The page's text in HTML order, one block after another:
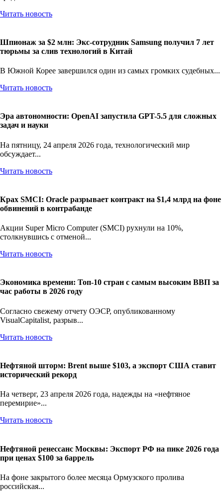
Читать новость
Шпионаж за $2 млн: Экс-сотрудник Samsung получил 7 лет
тюрьмы за слив технологий в Китай
В Южной Корее завершился один из самых громких судебных...
Читать новость
Эра автономности: OpenAI запустила GPT-5.5 для сложных
задач и науки
На пятницу, 24 апреля 2026 года, технологический мир
обсуждает...
Читать новость
Крах SMCI: Oracle разрывает контракт на $1,4 млрд на фоне
обвинений в контрабанде
Акции Super Micro Computer (SMCI) рухнули на 10%,
столкнувшись с отменой...
Читать новость
Экономика времени: Топ-10 стран с самым высоким ВВП за
час работы в 2026 году
Согласно свежему отчету ОЭСР, опубликованному
VisualCapitalist, разрыв...
Читать новость
Нефтяной шторм: Brent выше $103, а экспорт США ставит
исторический рекорд
На четверг, 23 апреля 2026 года, надежды на «нефтяное
перемирие»...
Читать новость
Нефтяной ренессанс Москвы: Экспорт РФ на пике 2026 года
при ценах $100 за баррель
На фоне закрытого более месяца Ормузского пролива
российская...